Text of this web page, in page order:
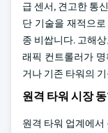
급 센서, 견고한 통
단 기술을 재적으
종 비쌉니다. 고해
래픽 컨트롤러가
거나 기존 타워의
원격 타워 시장
원격 타워 업계에서